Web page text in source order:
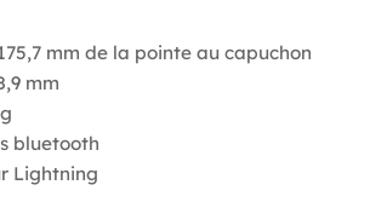
mm de la pointe au capuchon
mm
bluetooth
Lightning